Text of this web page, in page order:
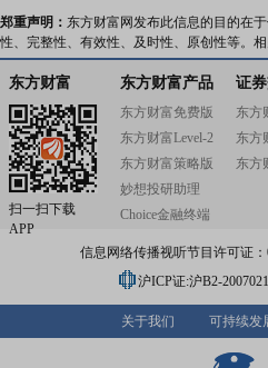
郑重声明： 东方财富网发布此信息的目的在
性、完整性、有效性、及时性、原创性等。
东方财富
扫一扫下载
APP
东方财富产品
东方财富免费版
东方财富Level-2
东方财富策略版
妙想投研助理
Choice金融终端
证
东方
东方
东方
信息网络传播视听节目许可证：
沪ICP证:沪B2-
关于我们 可持续发